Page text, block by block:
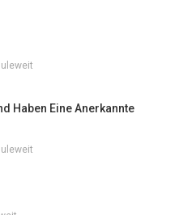
Haben Eine Anerkannte